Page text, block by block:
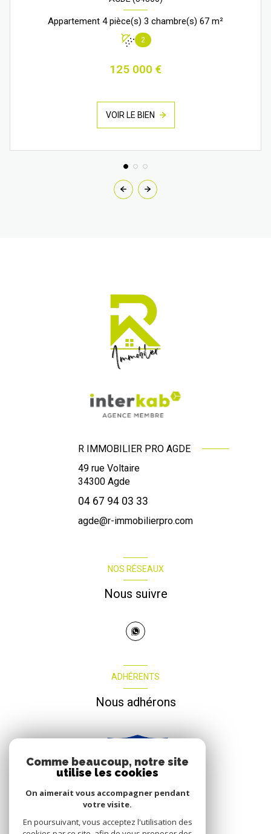
Appartement 4 pièce(s) 3 chambre(s) 67 m²
2
125 000 €
VOIR LE BIEN
R IMMOBILIER PRO AGDE
49 rue Voltaire
34300 Agde
04 67 94 03 33
agde@r-immobilierpro.com
NOS RÉSEAUX
Nous suivre
ADHÉRENTS
Nous adhérons
Comme beaucoup, notre site
utilise les cookies
On aimerait vous accompagner pendant
votre visite.
En poursuivant, vous acceptez l'utilisation des